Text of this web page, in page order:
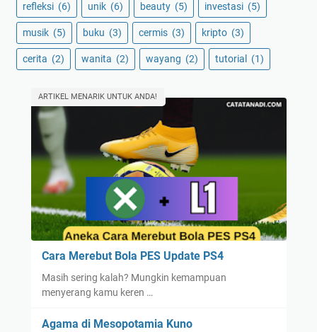
refleksi (6) unik (6) beauty (5) investasi (5)
musik (5) buku (3) cermis (3) kripto (3)
cerita (2) wanita (2) wayang (2) tutorial (1)
ARTIKEL MENARIK UNTUK ANDA!
Cara Merebut Bola PES Update PS4
Masih sering kalah? Mungkin kemampuan
menyerang kamu keren …
Agama di Mesopotamia Kuno